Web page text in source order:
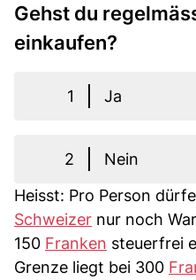
Gehst du
einkaufen?
1 Ja
2
Nein
Heisst: Pro Person
Schweizer nur noch
150 Franken steuerfrei
Grenze liegt bei 300